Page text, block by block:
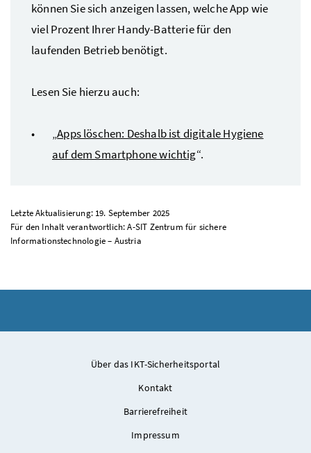
können Sie sich anzeigen lassen, welche App wie
viel Prozent Ihrer Handy-Batterie für den
laufenden Betrieb benötigt.
Lesen Sie hierzu auch:
„Apps löschen: Deshalb ist digitale Hygiene
auf dem Smartphone wichtig“.
Letzte Aktualisierung: 19. September 2025
Für den Inhalt verantwortlich: A-SIT Zentrum für sichere
Informationstechnologie – Austria
Über das IKT-Sicherheitsportal
Kontakt
Barrierefreiheit
Impressum